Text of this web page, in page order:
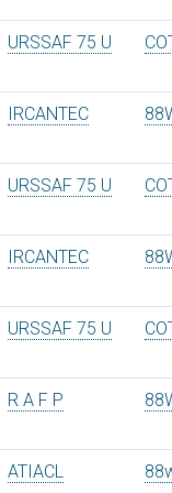
URSSAF 75 U
IRCANTEC
URSSAF 75 U
IRCANTEC
URSSAF 75 U
R A F P
ATIACL